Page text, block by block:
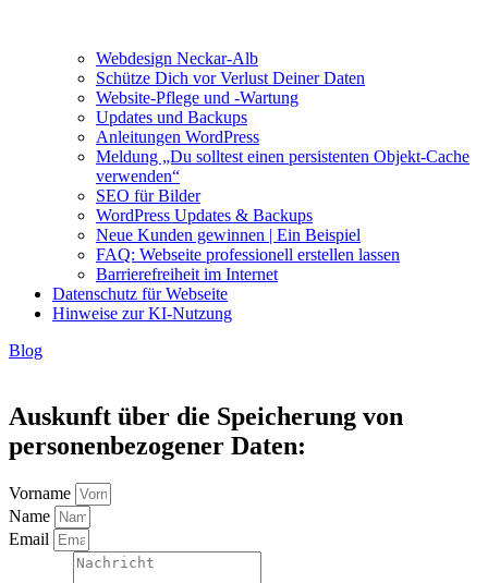
Webdesign Neckar-Alb
Schütze Dich vor Verlust Deiner Daten
Website-Pflege und -Wartung
Updates und Backups
Anleitungen WordPress
Meldung „Du solltest einen persistenten Objekt-Cache
verwenden“
SEO für Bilder
WordPress Updates & Backups
Neue Kunden gewinnen | Ein Beispiel
FAQ: Webseite professionell erstellen lassen
Barrierefreiheit im Internet
Datenschutz für Webseite
Hinweise zur KI-Nutzung
Blog
Auskunft über die Speicherung von
personenbezogener Daten:
Vorname
Name
Email